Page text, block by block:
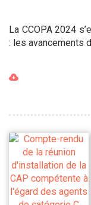
La CCOPA 2024
: les avancements